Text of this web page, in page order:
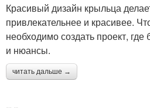
Красивый дизайн крыльца
привлекательнее и красивее.
необходимо создать проект, где
и нюансы.
читать дальше →